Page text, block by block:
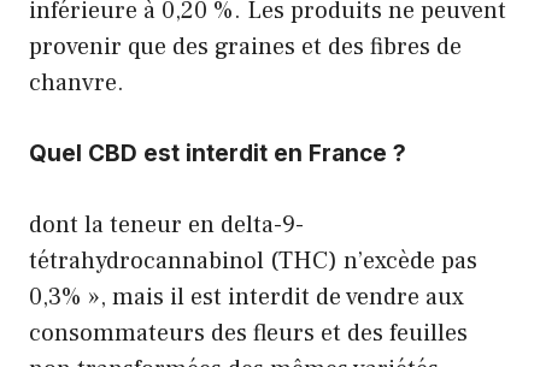
inférieure à 0,20 %. Les produits ne peuvent
provenir que des graines et des fibres de
chanvre.
Quel CBD est interdit en France ?
dont la teneur en delta-9-
tétrahydrocannabinol (THC) n’excède pas
0,3% », mais il est interdit de vendre aux
consommateurs des fleurs et des feuilles